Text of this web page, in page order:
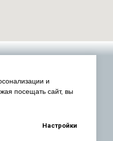
и
посещать сайт, вы
Настройки